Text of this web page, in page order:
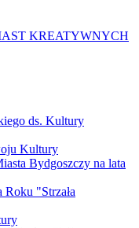
KREATYWNYCH
ds. Kultury
Kultury
Bydgoszczy na lata
"Strzała